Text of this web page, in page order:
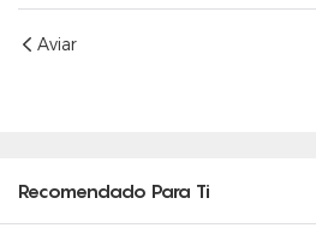
Aviar
Recomendado Para Ti